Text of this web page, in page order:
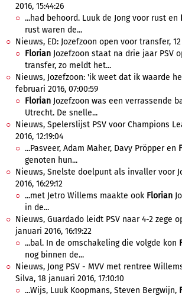
2016, 15:44:26
...had behoord. Luuk de Jong voor rust en
rust waren de...
Nieuws, ED: Jozefzoon open voor transfer, 12
Florian Jozefzoon staat na drie jaar PSV
transfer, zo meldt het...
Nieuws, Jozefzoon: 'ik weet dat ik waarde
februari 2016, 07:00:59
Florian Jozefzoon was een verrassende
Utrecht. De snelle...
Nieuws, Spelerslijst PSV voor Champions
2016, 12:19:04
...Pasveer, Adam Maher, Davy Pröpper en
genoten hun...
Nieuws, Snelste doelpunt als invaller voor
2016, 16:29:12
...met Jetro Willems maakte ook Florian
in de...
Nieuws, Guardado leidt PSV naar 4-2 zege
januari 2016, 16:19:22
...bal. In de omschakeling die volgde kon
nog binnen de...
Nieuws, Jong PSV - MVV met rentree
Silva, 18 januari 2016, 17:10:10
...Wijs, Luuk Koopmans, Steven Bergwijn,